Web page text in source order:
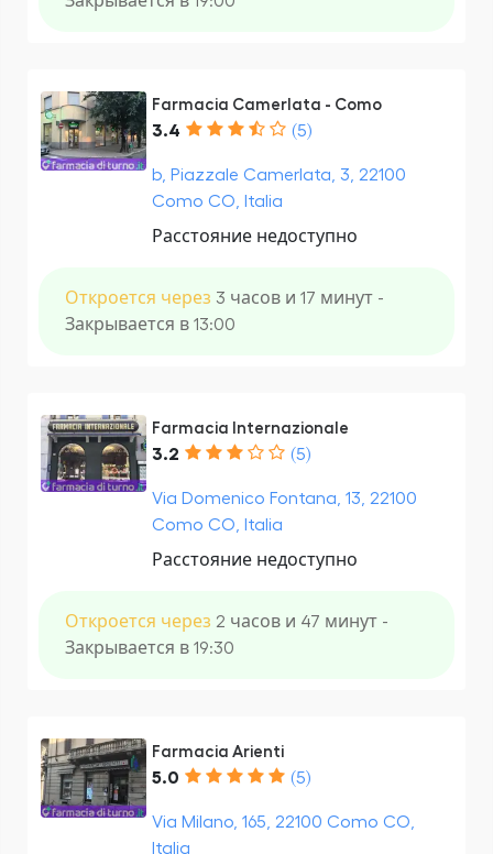
Farmacia Camerlata - Como
3.4 (5)
b, Piazzale Camerlata, 3, 22100
Como CO, Italia
Расстояние недоступно
Откроется через 3 часов и 17 минут -
Закрывается в 13:00
Farmacia Internazionale
3.2 (5)
Via Domenico Fontana, 13, 22100
Como CO, Italia
Расстояние недоступно
Откроется через 2 часов и 47 минут -
Закрывается в 19:30
Farmacia Arienti
5.0 (5)
Via Milano, 165, 22100 Como CO,
Italia